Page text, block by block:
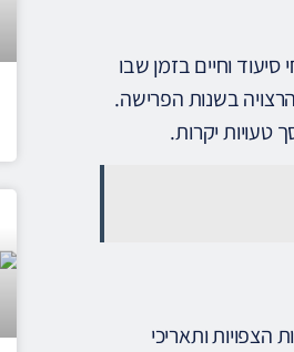
וחיים בזמן שבו
בשנות הפרישה.
טעויות יקרות.
הצפויות ותאריכי